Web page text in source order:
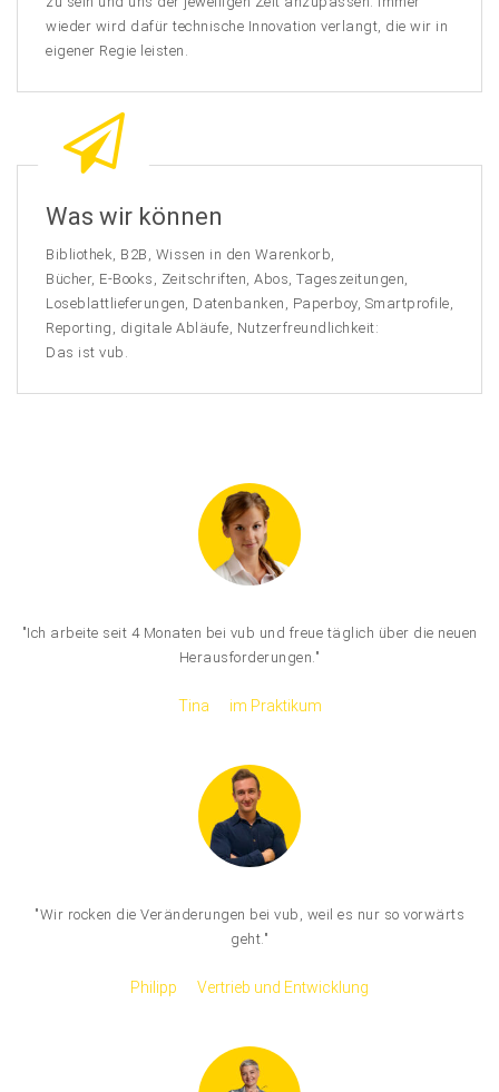
wieder wird dafür technische Innovation verlangt, die wir in
eigener Regie leisten.
Was wir können
Bibliothek, B2B, Wissen in den Warenkorb,
Bücher, E-Books, Zeitschriften, Abos, Tageszeitungen,
Loseblattlieferungen, Datenbanken, Paperboy, Smartprofile,
Reporting, digitale Abläufe, Nutzerfreundlichkeit:
Das ist vub.
"Ich arbeite seit 4 Monaten bei vub und freue täglich über die neuen
Herausforderungen."
Tina im Praktikum
"Wir rocken die Veränderungen bei vub, weil es nur so vorwärts
geht."
Philipp Vertrieb und Entwicklung